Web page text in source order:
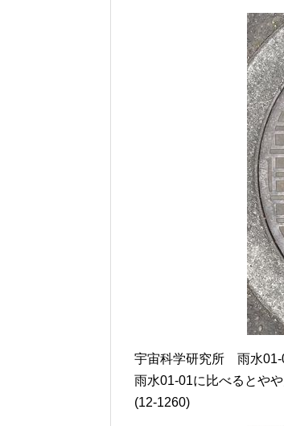
宇宙科学研究所 雨水01-
雨水01-01に比べるとやや
(12-1260)